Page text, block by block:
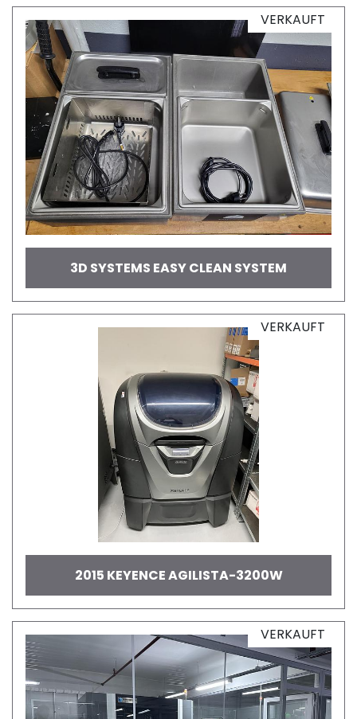
VERKAUFT
3D SYSTEMS EASY CLEAN SYSTEM
VERKAUFT
2015 KEYENCE AGILISTA-3200W
VERKAUFT